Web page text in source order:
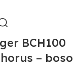
BCH100
– boso